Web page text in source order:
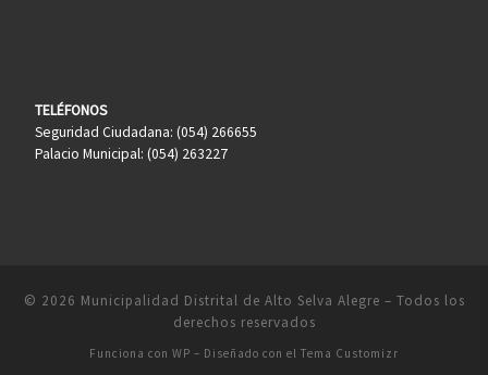
TELÉFONOS
Seguridad Ciudadana: (054) 266655
Palacio Municipal: (054) 263227
© 2026 Municipalidad Distrital de Alto Selva Alegre – Todos los
derechos reservados
Funciona con WP – Diseñado con el Tema Customizr